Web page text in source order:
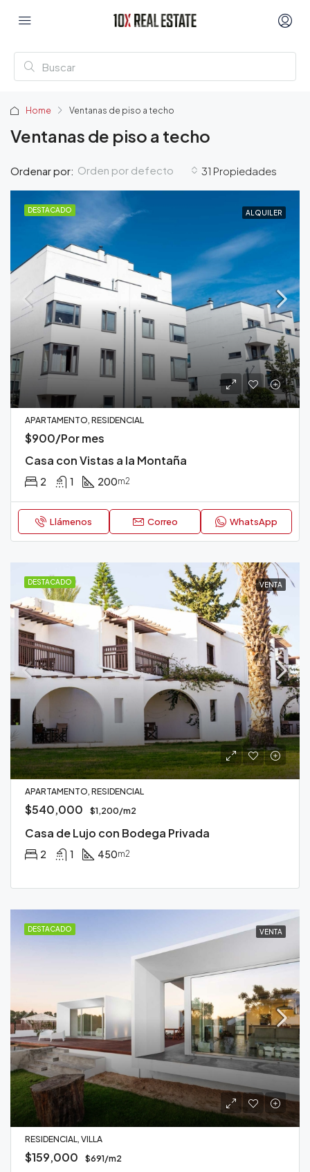
Home Ventanas de piso a techo
Ventanas de piso a techo
31 Propiedades
Ordenar por: Orden por defecto
DESTACADO ALQUILER
APARTAMENTO, RESIDENCIAL
$900/Por mes
Casa con Vistas a la Montaña
2 1 200m2
Llámenos Correo WhatsApp
DESTACADO VENTA
APARTAMENTO, RESIDENCIAL
$540,000 $1,200/m2
Casa de Lujo con Bodega Privada
2 1 450m2
DESTACADO VENTA
RESIDENCIAL, VILLA
$159,000 $691/m2